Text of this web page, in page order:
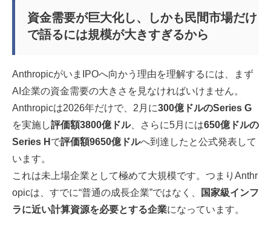
資金需要が巨大化し、しかも民間市場だけ
で語るには規模が大きすぎるから
AnthropicがいまIPOへ向かう理由を理解するには、まず
AI企業の資金需要の大きさを見なければいけません。
Anthropicは2026年だけで、2月に300億ドルのSeries G
を実施し評価額3800億ドル、さらに5月には650億ドルの
Series H で評価額9650億ドルへ到達したと公式発表して
います。
これは未上場企業として極めて大規模です。つまりAnthr
opicは、すでに“普通の成長企業”ではなく、
国家級インフ
ラに近い計算資源を必要とする企業になっています。